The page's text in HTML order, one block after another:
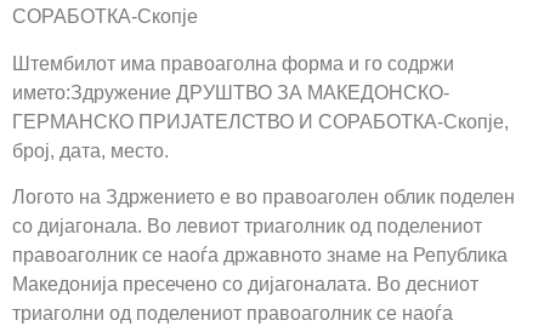
СОРАБОТКА-Скопје
Штембилот има правоаголна форма и го содржи
името:Здружение ДРУШТВО ЗА МАКЕДОНСКО-
ГЕРМАНСКО ПРИЈАТЕЛСТВО И СОРАБОТКА-Скопје,
број, дата, место.
Логото на Здржението е во правоаголен облик поделен
со дијагонала. Во левиот триаголник од поделениот
правоаголник се наоѓа државното знаме на Република
Македонија пресечено со дијагоналата. Во десниот
триаголни од поделениот правоаголник се наоѓа